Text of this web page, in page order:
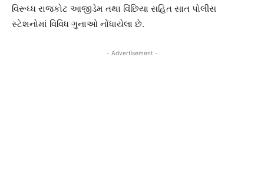
વિરૂઘ્ધ રાજકોટ આજીડેમ તથા વિંછિયા સહિત સાત પોલીસ
સ્ટેશનોમાં વિવિધ ગુનાઓ નોંધાયેલા છે.
- Advertisement -